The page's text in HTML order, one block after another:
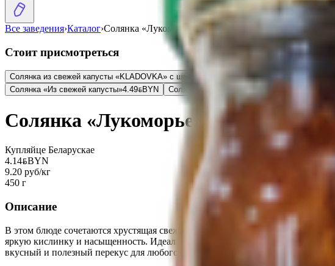
Все заведения›Каталог›Солянка «Лукоморье» из свежей капусты
Стоит присмотреться
Солянка из свежей капусты «KLADOVKA» с шампиньонами 4.86BYNBYN Солянка
Солянка «Из свежей капусты»4.49BYNBYN Солянка «Из квашеной капусты»
Солянка «Лукоморье» из свежей
Купляйце Беларускае
4.14BYNBYN
9.20 руб/кг
450 г
Описание
В этом блюде сочетаются хрустящая свежая капуста, сладкая морковь,
яркую кислинку и насыщенность. Идеальное сочетание свежести и
вкусный и полезный перекус для любого времени дня!